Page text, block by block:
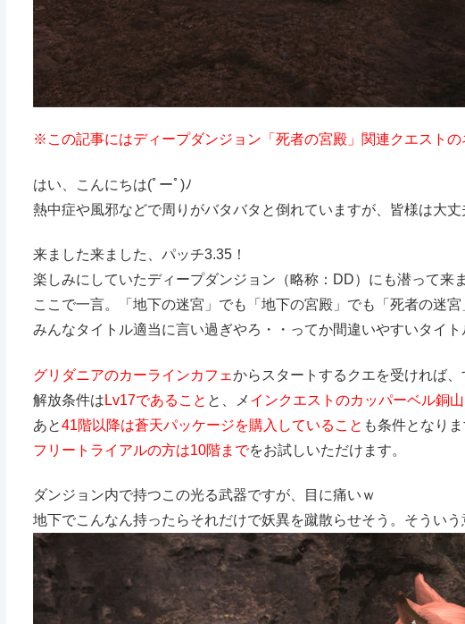
※この記事にはディープダンジョン「死者の宮殿」関連クエストの
はい、こんにちは(ﾟーﾟ)ﾉ
熱中症や風邪などで周りがバタバタと倒れていますが、皆様は大丈
来ました来ました、パッチ3.35！
楽しみにしていたディープダンジョン（略称：DD）にも潜って来
ここで一言。「地下の迷宮」でも「地下の宮殿」でも「死者の迷宮
みんなタイトル適当に言い過ぎやろ・・ってか間違いやすいタイト
グリダニアのカーラインカフェからスタートするクエを受ければ、
解放条件は Lv17であること と、メ インクエストのカッパーベル銅
あと41階以降は蒼天パッケージを購入していること も条件となりま
フリートライアルの方は10階までをお試しいただけます。
ダンジョン内で持つこの光る武器ですが、目に痛いｗ
地下でこんなん持ったらそれだけで妖異を蹴散らせそう。そういう